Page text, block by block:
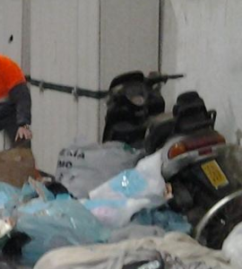
del Mar.
todos han
MªCarmen Taulé